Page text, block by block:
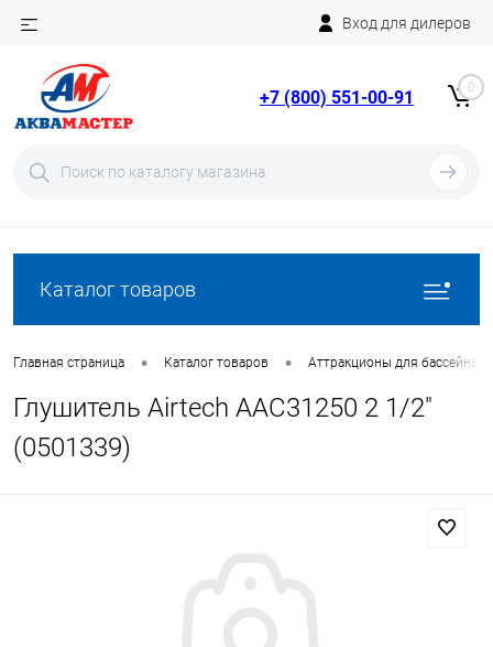
Вход для дилеров
+7 (800) 551-00-91 0
Каталог товаров
Главная страница • Каталог товаров • Аттракционы для бассейна
Глушитель Airtech AAC31250 2 1/2"
(0501339)